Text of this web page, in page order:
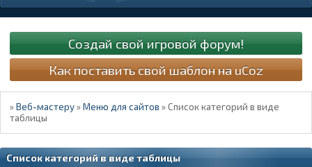
Создай свой игровой форум!
Как поставить свой шаблон на uCoz
»Веб-мастеру »Меню для сайтов »Список категорий в виде
таблицы
Список категорий в виде таблицы